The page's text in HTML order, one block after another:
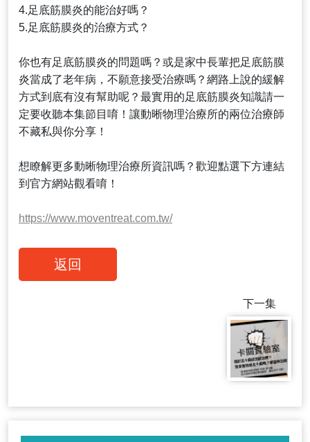
4.足底筋膜炎的能治好嗎？
5.足底筋膜炎的治療方式？
你也有足底筋膜炎的問題嗎？或是家中長輩把足底筋膜
炎當成了老年病，不願意接受治療嗎？網路上說的緩解
方式到底有沒有幫助呢？最實用的足底筋膜炎知識請一
定要收聽本集節目唷！讓動晰物理治療所的兩位治療師
不藏私與你分享！
想瞭解更多動晰物理治療所資訊嗎？歡迎點選下方連結
到官方網站觀看唷！
https://www.moventreat.com.tw/
返回
下一集